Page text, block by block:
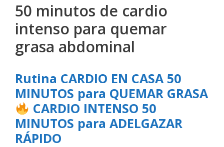
50 minutos de cardio
intenso para quemar
grasa abdominal
Rutina CARDIO EN CASA 50
MINUTOS para QUEMAR GRASA
CARDIO INTENSO 50
MINUTOS para ADELGAZAR
RÁPIDO